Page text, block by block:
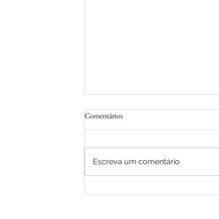
Comentários
Escreva um comentário